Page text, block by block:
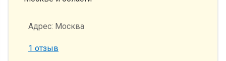
Адрес: Москва
1 отзыв